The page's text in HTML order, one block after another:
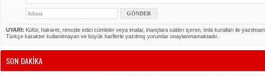
UYARI: Küfür, hakaret, rencide edici cümleler veya imalar, inançlara saldırı içeren, imla kuralları ile
Türkçe karakter kullanılmayan ve büyük harflerle yazılmış yorumlar onaylanmamaktadır.
SON DAKİKA